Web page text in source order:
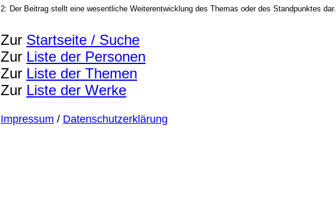
2: Der Beitrag stellt eine wesentliche Weiterentwicklung des Themas oder des Standpunktes dar.
Zur Startseite / Suche
Zur Liste der Personen
Zur Liste der Themen
Zur Liste der Werke
Impressum / Datenschutzerklärung